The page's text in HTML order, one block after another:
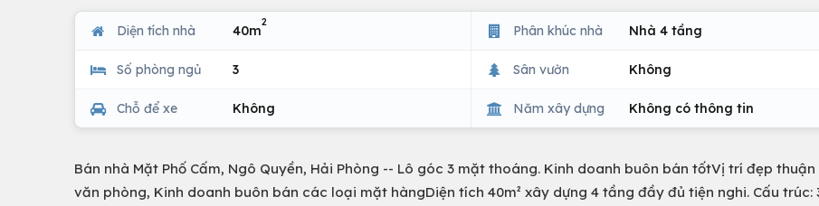
Diện tích nhà 40m
2
Phân khúc nhà Nhà 4 tầng
Số phòng ngủ 3 Sân vườn Không
Chỗ để xe Không Năm xây dựng Không có thông tin
Bán nhà Mặt Phố Cấm, Ngô Quyền, Hải Phòng -- Lô góc 3 mặt thoáng. Kinh doanh buôn bán tốtVị trí đẹp thuận
văn phòng, Kinh doanh buôn bán các loại mặt hàngDiện tích 40m² xây dựng 4 tầng đầy đủ tiện nghi. Cấu trúc: